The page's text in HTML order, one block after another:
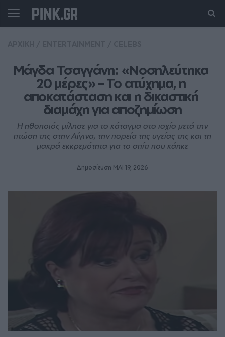
Μάγδα Τσαγγάνη: «Νοσηλεύτηκα
20 μέρες» – Το ατύχημα, η
αποκατάσταση και η δικαστική
διαμάχη για αποζημίωση
Η ηθοποιός μίλησε για το κάταγμα στο ισχίο μετά την
πτώση της στην Αίγινα, την πορεία της υγείας της και τη
μακρά εκκρεμότητα για το σπίτι που κάηκε
Δημοσίευση ΜΑΙ 19, 2026